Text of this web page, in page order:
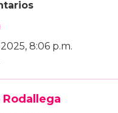
8:06 p.m.